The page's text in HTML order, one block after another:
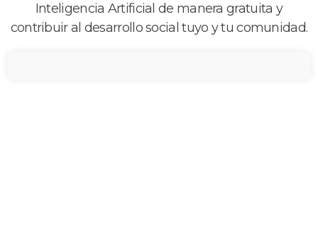
Inteligencia Artificial de manera gratuita y
contribuir al desarrollo social tuyo y tu comunidad.